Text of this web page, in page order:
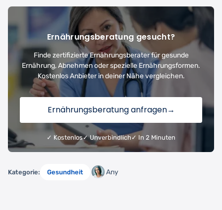
Ernährungsberatung gesucht?
Finde zertifizierte Ernährungsberater für gesunde
Ernährung, Abnehmen oder spezielle Ernährungsformen.
Kostenlos Anbieter in deiner Nähe vergleichen.
Ernährungsberatung anfragen→
✓ Kostenlos✓ Unverbindlich ✓ In 2 Minuten
Kategorie: Gesundheit Any